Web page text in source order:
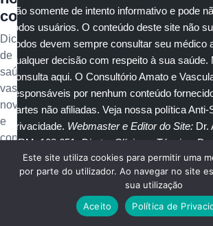
são somente de intento informativo e pode
todos usuários. O conteúdo deste site não
Todos devem sempre consultar seu médico
qualquer decisão com respeito à sua saúde.
consulta aqui. O Consultório Amato e
responsáveis por nenhum conteúdo
partes não afiliadas. Veja nossa política Anti-
privacidade. Webmaster e Editor do Site: Dr.
CRM: 108.651
. Diretor Clínico e Técnico
:
CRM 30400 RTE 056950.
© Copyright 2023Amato Consultório
conteúdos
Dicas
de
saúde
vascular,
novidades
e
conteúdo
exclusivo
Este site utiliza cookies para permitir uma
por parte do utilizador. Ao navegar no site
sua utilização
Aceito
Política de